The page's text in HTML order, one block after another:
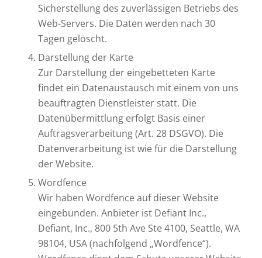
Sicherstellung des zuverlässigen Betriebs des
Web-Servers. Die Daten werden nach 30
Tagen gelöscht.
Darstellung der Karte
Zur Darstellung der eingebetteten Karte
findet ein Datenaustausch mit einem von uns
beauftragten Dienstleister statt. Die
Datenübermittlung erfolgt Basis einer
Auftragsverarbeitung (Art. 28 DSGVO). Die
Datenverarbeitung ist wie für die Darstellung
der Website.
Wordfence
Wir haben Wordfence auf dieser Website
eingebunden. Anbieter ist Defiant Inc.,
Defiant, Inc., 800 5th Ave Ste 4100, Seattle, WA
98104, USA (nachfolgend „Wordfence“).